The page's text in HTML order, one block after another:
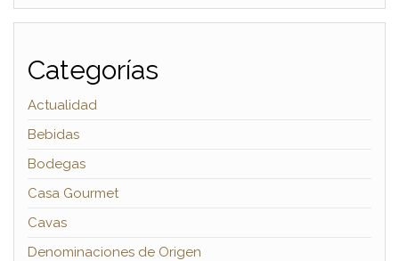
Categorías
Actualidad
Bebidas
Bodegas
Casa Gourmet
Cavas
Denominaciones de Origen